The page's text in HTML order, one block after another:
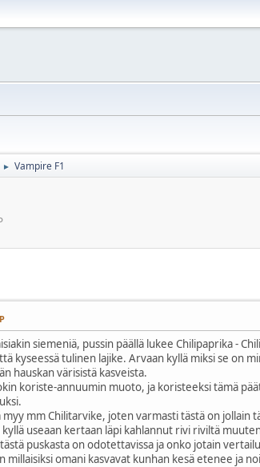
► Vampire F1
siemeniä, pussin päällä lukee Chilipaprika -
kyseessä tulinen lajike. Arvaan kyllä miksi se on
hauskan värisistä kasveista.
koriste-annuumin muoto, ja koristeeksi tämä
mm Chilitarvike, joten varmasti tästä on
useaan kertaan läpi kahlannut rivi riviltä
puskasta on odotettavissa ja onko jotain
millaisiksi omani kasvavat kunhan kesä etenee ja